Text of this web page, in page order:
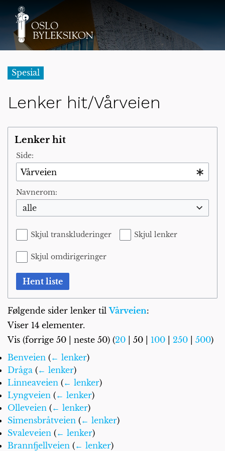
Spesial
Lenker hit/Vårveien
Lenker hit
Side:
Navnerom:
alle
Skjul transkluderinger Skjul lenker
Skjul omdirigeringer
Hent liste
Følgende sider lenker tilVårveien:
Viser 14 elementer.
Vis (forrige 50 neste 50) (20 50 100 250 500)
Benveien (← lenker)
Dråga (← lenker)
Linneaveien (← lenker)
Lyngveien (← lenker)
Olleveien (← lenker)
Simensbråtveien (← lenker)
Svaleveien (← lenker)
Brannfjellveien (← lenker)